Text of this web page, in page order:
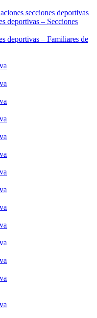
secciones deportivas
deportivas – Secciones
deportivas – Familiares de